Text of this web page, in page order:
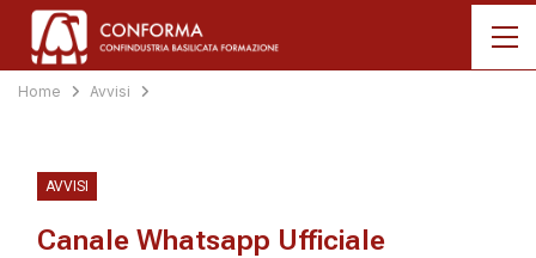
Home Avvisi
AVVISI
Canale Whatsapp Ufficiale